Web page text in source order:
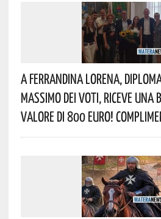
A Ferrandina Lorena,
Massimo Dei Voti, Riceve
Valore Di 800 Euro!